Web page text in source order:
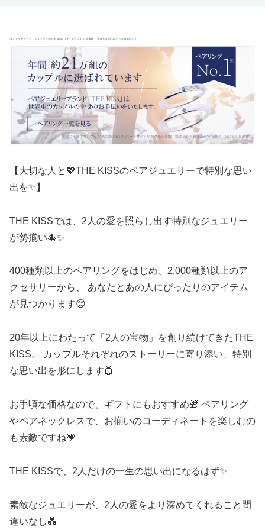
【大切な人と💖THE KISSのペアジュエリーで特別な思い
出を✨】
THE KISSでは、2人の愛を照らし出す特別なジュエリー
が勢揃い🎄✨
400種類以上のペアリングをはじめ、2,000種類以上のア
クセサリーから、 あなたとあの人にぴったりのアイテム
が見つかります😊
20年以上にわたって「2人の宝物」を創り続けてきたTHE
KISS。 カップルそれぞれのストーリーに寄り添い、特別
な思い出を形にします💍
お手頃な価格なので、ギフトにもおすすめ🎁 ペアリング
やペアネックレスで、お揃いのコーディネートを楽しむの
も素敵ですね💗
THE KISSで、2人だけの一生の思い出になるはず✨
素敵なジュエリーが、2人の愛をより深めてくれること間
違いなし💑